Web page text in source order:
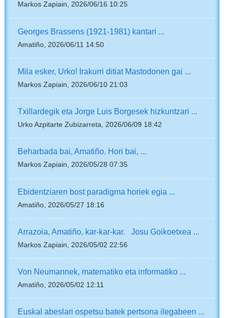
Markos Zapiain, 2026/06/16 10:25
Georges Brassens (1921-1981) kantari ...
Amatiño, 2026/06/11 14:50
Mila esker, Urko! Irakurri ditiat Mastodonen gai ...
Markos Zapiain, 2026/06/10 21:03
Txillardegik eta Jorge Luis Borgesek hizkuntzari ...
Urko Azpitarte Zubizarreta, 2026/06/09 18:42
Beharbada bai, Amatiño. Hori bai, ...
Markos Zapiain, 2026/05/28 07:35
Ebidentziaren bost paradigma horiek egia ...
Amatiño, 2026/05/27 18:16
Arrazoia, Amatiño, kar-kar-kar. Josu Goikoetxea ...
Markos Zapiain, 2026/05/02 22:56
Von Neumannek, matematiko eta informatiko ...
Amatiño, 2026/05/02 12:11
Euskal abeslari ospetsu batek pertsona ilegabeen ...